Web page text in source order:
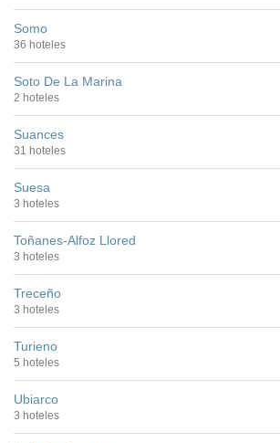
Somo
36 hoteles
Soto De La Marina
2 hoteles
Suances
31 hoteles
Suesa
3 hoteles
Toñanes-Alfoz Llored
3 hoteles
Treceño
3 hoteles
Turieno
5 hoteles
Ubiarco
3 hoteles